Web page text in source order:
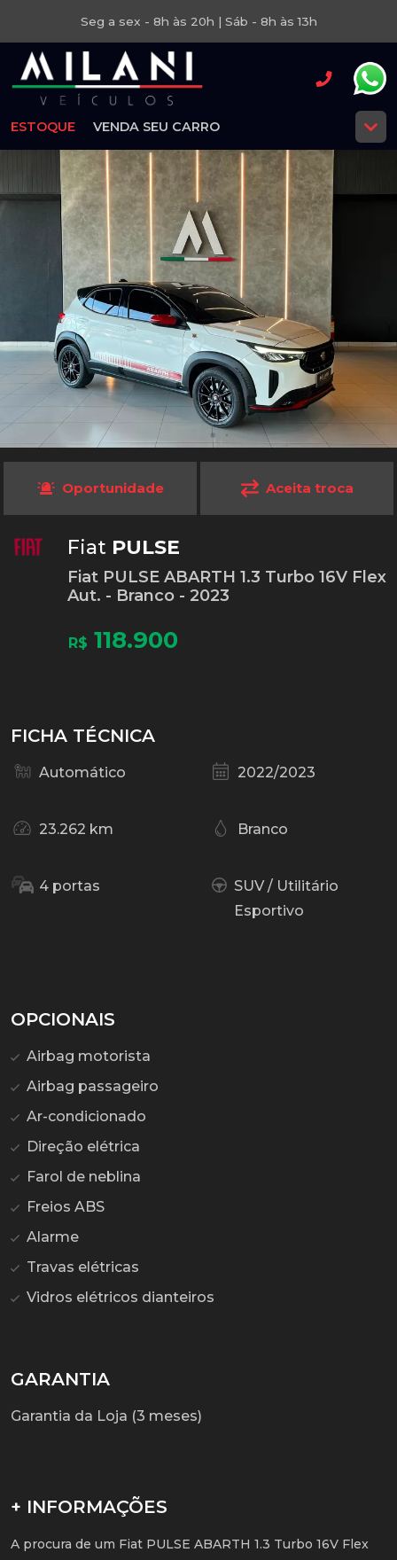
Seg a sex - 8h às 20h | Sáb - 8h às 13h
ESTOQUE VENDA SEU CARRO
Oportunidade Aceita troca
Fiat PULSE
Fiat PULSE ABARTH 1.3 Turbo 16V Flex
Aut. - Branco - 2023
R$ 118.900
FICHA TÉCNICA
Automático 2022/2023
23.262 km Branco
4 portas
SUV / Utilitário
Esportivo
OPCIONAIS
Airbag motorista
Airbag passageiro
Ar-condicionado
Direção elétrica
Farol de neblina
Freios ABS
Alarme
Travas elétricas
Vidros elétricos dianteiros
GARANTIA
Garantia da Loja (3 meses)
+ INFORMAÇÕES
A procura de um Fiat PULSE ABARTH 1.3 Turbo 16V Flex